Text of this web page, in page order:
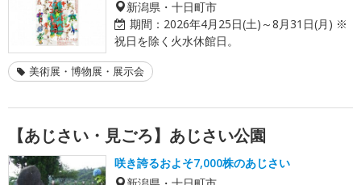
新潟県・十日町市
期間： 2026年4月25日(土)～8月31日(月) ※
祝日を除く火水休館日。
美術展・博物展・展示会
【あじさい・見ごろ】あじさい公園
咲き誇るおよそ7,000株のあじさい
新潟県・十日町市